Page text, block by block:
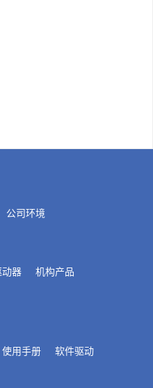
公司环境
器
机构产品
使用手册 软件驱动